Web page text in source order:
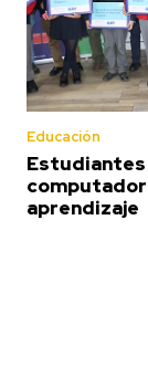
Educación
Estudiantes
aprendizaje